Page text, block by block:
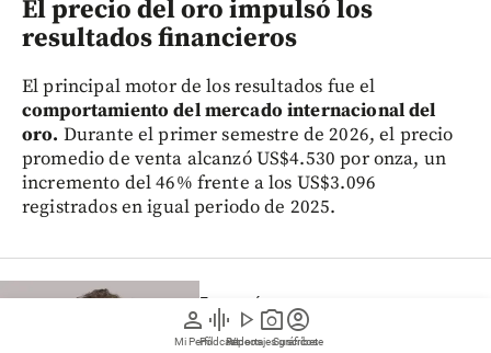
person
Mi Perfil
graphic_eq
Pódcast
play_arrow
Videos
photo_camera
Reportajes gráficos
account_circle
Suscríbete
El precio del oro impulsó los
resultados financieros
El principal motor de los resultados fue el
comportamiento del mercado internacional del
oro. Durante el primer semestre de 2026, el precio
promedio de venta alcanzó US$4.530 por onza, un
incremento del 46% frente a los US$3.096
registrados en igual periodo de 2025.
Economía
Mineros eleva su proyección de